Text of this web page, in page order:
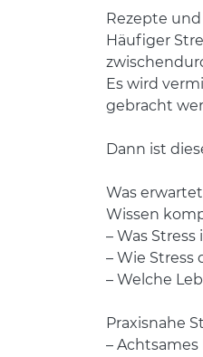
Rezepte
Häufiger
Es wird
gebracht
Dann ist
Was
Wissen
– Was
– Wie Stress
– Welche
Praxisnahe
– Achtsames